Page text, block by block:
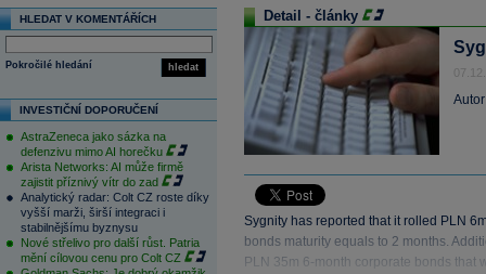
HLEDAT V KOMENTÁŘÍCH
hledat
Pokročilé hledání
INVESTIČNÍ DOPORUČENÍ
AstraZeneca jako sázka na
defenzivu mimo AI horečku
Arista Networks: AI může firmě
zajistit příznivý vítr do zad
Analytický radar: Colt CZ roste díky
vyšší marži, širší integraci i
stabilnějšímu byznysu
Nové střelivo pro další růst. Patria
mění cílovou cenu pro Colt CZ
Detail - články
Sygnity has reported that it rolled PLN
bonds maturity equals to 2 months.
PLN 35m 6-month corporate bonds that